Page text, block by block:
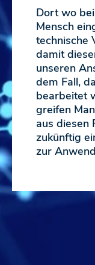
Dort wo
Mensch
technische
damit
unseren
dem Fall,
bearbeitet
greifen
aus diesen
zukünftig
zur